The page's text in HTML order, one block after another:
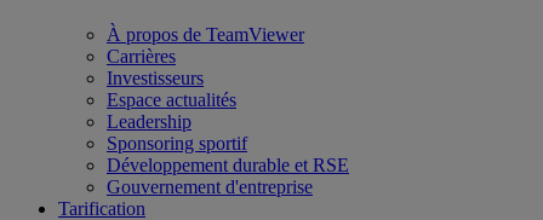
À propos de TeamViewer
Carrières
Investisseurs
Espace actualités
Leadership
Sponsoring sportif
Développement durable et RSE
Gouvernement d'entreprise
Tarification